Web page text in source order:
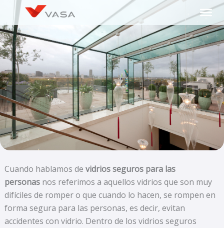
contenido
Cuando hablamos de vidrios seguros para las
personasnos referimos a aquellos vidrios que son muy
difíciles de romper o que cuando lo hacen, se rompen en
forma segura para las personas, es decir, evitan
accidentes con vidrio. Dentro de los vidrios seguros